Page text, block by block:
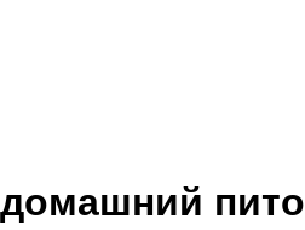
домашний